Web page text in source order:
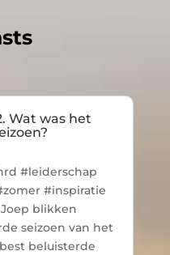
Wat was het
#leiderschap
#inspiratie
blikken
seizoen van het
beluisterde